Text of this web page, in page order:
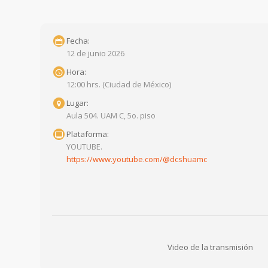
Fecha:
12 de junio 2026
Hora:
12:00 hrs. (Ciudad de México)
Lugar:
Aula 504. UAM C, 5o. piso
Plataforma:
YOUTUBE.
https://www.youtube.com/@dcshuamc
Video de la transmisión